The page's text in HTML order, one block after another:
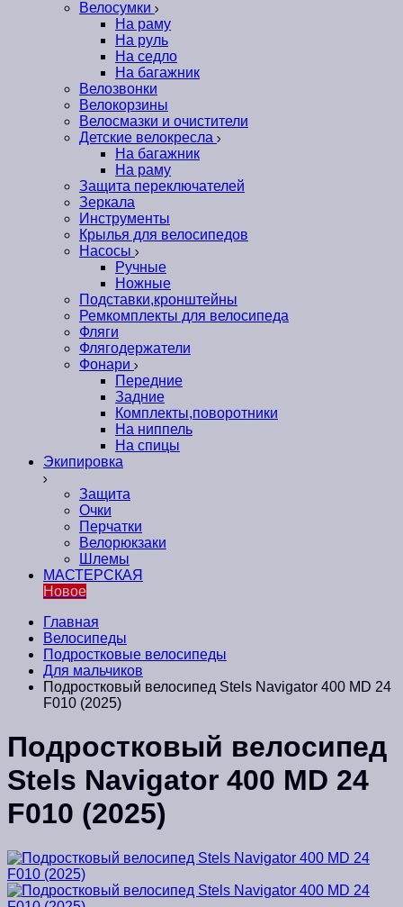
Велосумки
На раму
На руль
На седло
На багажник
Велозвонки
Велокорзины
Велосмазки и очистители
Детские велокресла
На багажник
На раму
Защита переключателей
Зеркала
Инструменты
Крылья для велосипедов
Насосы
Ручные
Ножные
Подставки,кронштейны
Ремкомплекты для велосипеда
Фляги
Флягодержатели
Фонари
Передние
Задние
Комплекты,поворотники
На ниппель
На спицы
Экипировка
Защита
Очки
Перчатки
Велорюкзаки
Шлемы
МАСТЕРСКАЯ
Новое
Главная
Велосипеды
Подростковые велосипеды
Для мальчиков
Подростковый велосипед Stels Navigator 400 MD 24
F010 (2025)
Подростковый велосипед
Stels Navigator 400 MD 24
F010 (2025)